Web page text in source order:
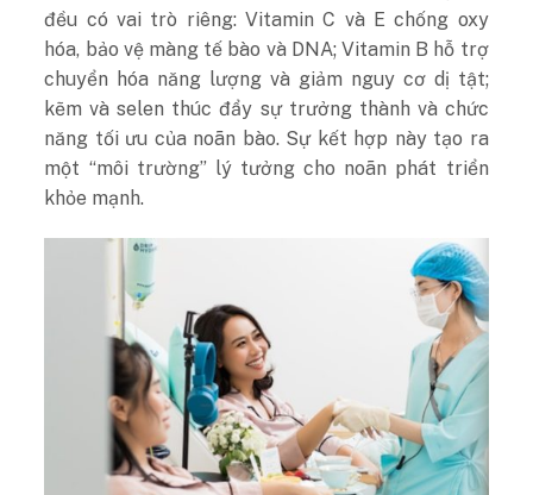
đều có vai trò riêng: Vitamin C và E chống oxy
hóa, bảo vệ màng tế bào và DNA; Vitamin B hỗ trợ
chuyển hóa năng lượng và giảm nguy cơ dị tật;
kẽm và selen thúc đẩy sự trưởng thành và chức
năng tối ưu của noãn bào. Sự kết hợp này tạo ra
một “môi trường” lý tưởng cho noãn phát triển
khỏe mạnh.